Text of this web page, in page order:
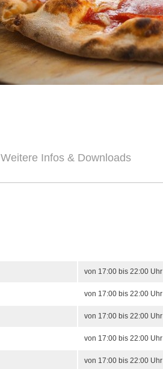
Weitere Infos & Downloads
von 17:00 bis 22:00 Uhr
von 17:00 bis 22:00 Uhr
von 17:00 bis 22:00 Uhr
von 17:00 bis 22:00 Uhr
von 17:00 bis 22:00 Uhr